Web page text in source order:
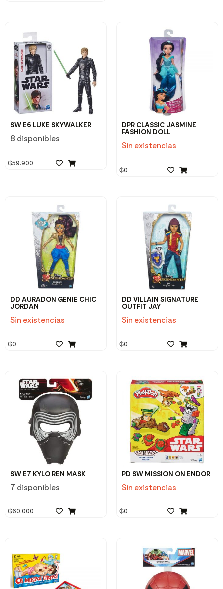
SW E6 LUKE SKYWALKER
8 disponibles
₲59.900
DPR CLASSIC JASMINE
FASHION DOLL
Sin existencias
₲0
DD AURADON GENIE CHIC
JORDAN
Sin existencias
₲0
DD VILLAIN SIGNATURE
OUTFIT JAY
Sin existencias
₲0
SW E7 KYLO REN MASK
7 disponibles
₲60.000
PD SW MISSION ON ENDOR
Sin existencias
₲0